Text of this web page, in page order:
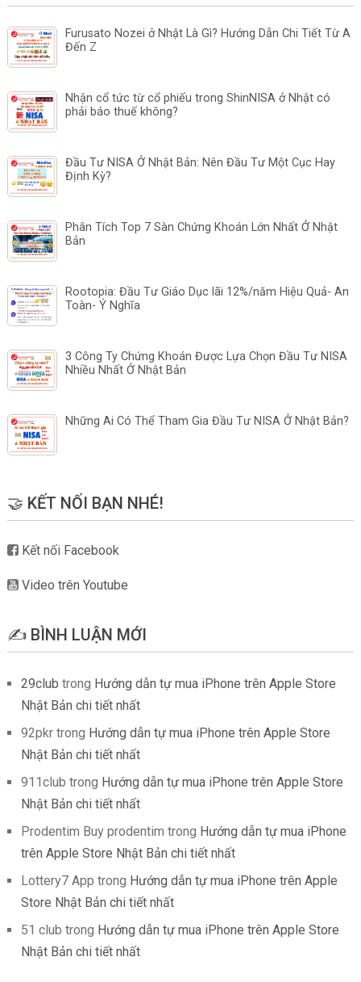
Furusato Nozei ở Nhật Là Gì? Hướng Dẫn Chi Tiết Từ A
Đến Z
Nhận cổ tức từ cổ phiếu trong ShinNISA ở Nhật có
phải báo thuế không?
Đầu Tư NISA Ở Nhật Bản: Nên Đầu Tư Một Cục Hay
Định Kỳ?
Phân Tích Top 7 Sàn Chứng Khoán Lớn Nhất Ở Nhật
Bản
Rootopia: Đầu Tư Giáo Dục lãi 12%/năm Hiệu Quả- An
Toàn- Ý Nghĩa
3 Công Ty Chứng Khoán Được Lựa Chọn Đầu Tư NISA
Nhiều Nhất Ở Nhật Bản
Những Ai Có Thể Tham Gia Đầu Tư NISA Ở Nhật Bản?
🤝 KẾT NỐI BẠN NHÉ!
Kết nối Facebook
Video trên Youtube
✍️ BÌNH LUẬN MỚI
29club trong Hướng dẫn tự mua iPhone trên Apple Store
Nhật Bản chi tiết nhất
92pkrtrong Hướng dẫn tự mua iPhone trên Apple Store
Nhật Bản chi tiết nhất
911club trong Hướng dẫn tự mua iPhone trên Apple Store
Nhật Bản chi tiết nhất
Prodentim Buy prodentim trong Hướng dẫn tự mua iPhone
trên Apple Store Nhật Bản chi tiết nhất
Lottery7 App trong Hướng dẫn tự mua iPhone trên Apple
Store Nhật Bản chi tiết nhất
51 club trong Hướng dẫn tự mua iPhone trên Apple Store
Nhật Bản chi tiết nhất